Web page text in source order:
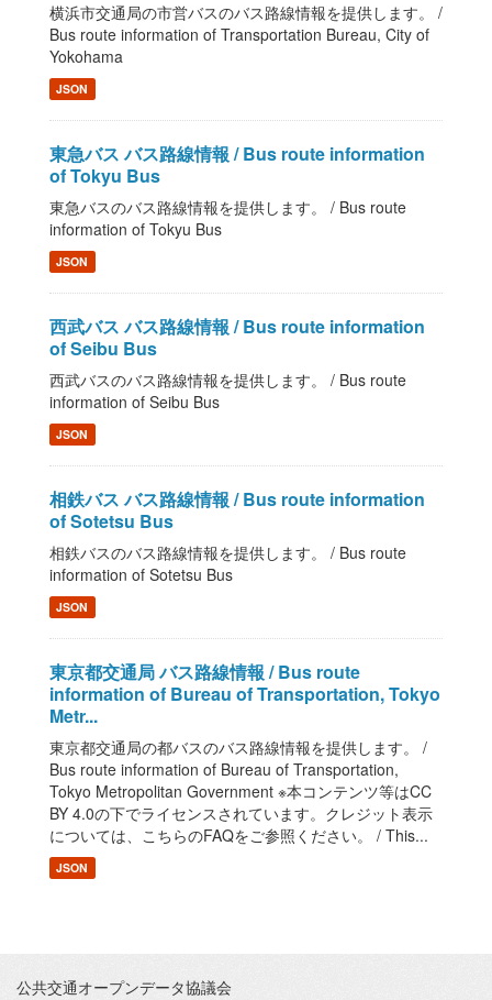
横浜市交通局の市営バスのバス路線情報を提供します。 /
Bus route information of Transportation Bureau, City of
Yokohama
JSON
東急バス バス路線情報 / Bus route information
of Tokyu Bus
東急バスのバス路線情報を提供します。 / Bus route
information of Tokyu Bus
JSON
西武バス バス路線情報 / Bus route information
of Seibu Bus
西武バスのバス路線情報を提供します。 / Bus route
information of Seibu Bus
JSON
相鉄バス バス路線情報 / Bus route information
of Sotetsu Bus
相鉄バスのバス路線情報を提供します。 / Bus route
information of Sotetsu Bus
JSON
東京都交通局 バス路線情報 / Bus route
information of Bureau of Transportation, Tokyo
Metr...
東京都交通局の都バスのバス路線情報を提供します。 /
Bus route information of Bureau of Transportation,
Tokyo Metropolitan Government ※本コンテンツ等はCC
BY 4.0の下でライセンスされています。クレジット表示
については、こちらのFAQをご参照ください。 / This...
JSON
公共交通オープンデータ協議会